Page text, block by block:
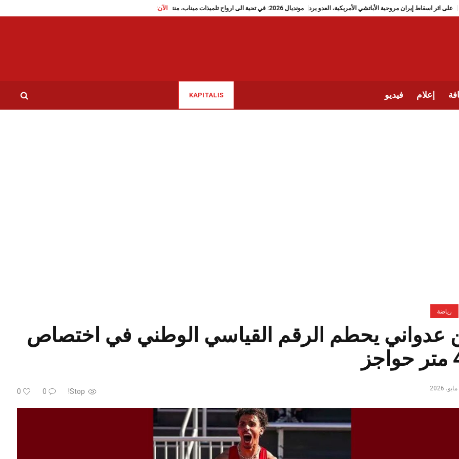
الآن: على اثر اسقاط إيران مروحية الأباتشي الأمريكية، العدو يرد مونديال 2026: في تحية الى ارواح تلميذات ميناب، منتخب إيران يضع دَبُّوس رقم 168
إعلام فيديو KAPITALIS
رياضة
عدواني يحطم الرقم القياسي الوطني في اختصاص
Stop!
0
0